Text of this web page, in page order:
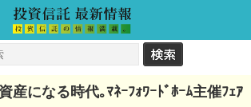
産になる時代｡ﾏﾈｰﾌｫﾜｰﾄﾞﾎｰﾑ主催ﾌｪｱ